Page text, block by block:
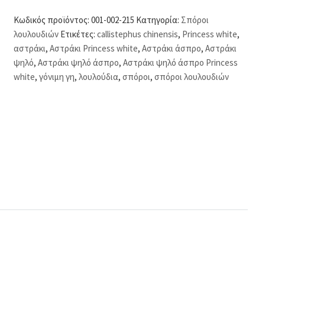
Κωδικός προϊόντος: 001-002-215 Κατηγορία: Σπόροι
λουλουδιών Ετικέτες: callistephus chinensis, Princess white,
αστράκι, Αστράκι Princess white, Αστράκι άσπρο, Αστράκι
ψηλό, Αστράκι ψηλό άσπρο, Αστράκι ψηλό άσπρο Princess
white, γόνιμη γη, λουλούδια, σπόροι, σπόροι λουλουδιών